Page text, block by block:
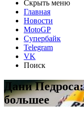
Скрыть меню
Главная
Новости
MotoGP
Супербайк
Telegram
VK
Поиск
Дани
большее